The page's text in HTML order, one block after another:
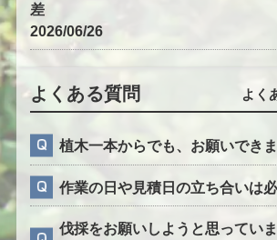
差
2026/06/26
よくある質問 よく
植木一本からでも、お願いでき
作業の日や見積日の立ち合いは
伐採をお願いしようと思ってい